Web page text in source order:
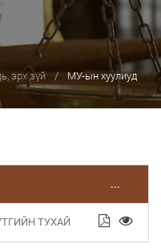
эрх зүй МУ-ын хуулиуд
...
ТУХАЙ